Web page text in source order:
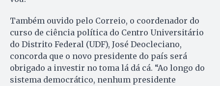
Também ouvido pelo Correio, o coordenador do
curso de ciência po­lítica do Centro Universitário
do Dis­trito Federal (UDF), José Deo­cle­ciano,
concorda que o novo presidente do país será
obrigado a in­ves­tir no toma lá dá cá. “Ao longo do
sistema democrático, nenhum pre­sidente